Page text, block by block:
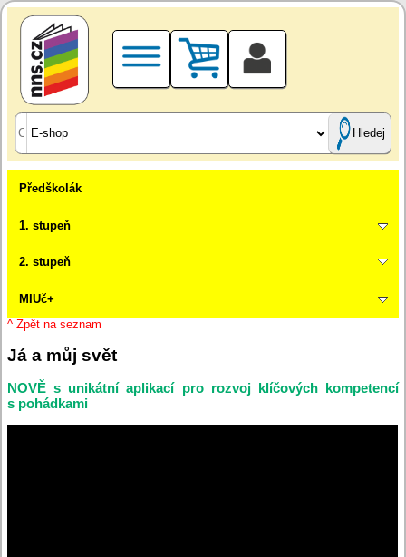
Hledej
Předškolák
1. stupeň
2. stupeň
MIUč+
^ Zpět na seznam
Já a můj svět
NOVĚ s unikátní aplikací pro rozvoj klíčových kompetencí
s pohádkami